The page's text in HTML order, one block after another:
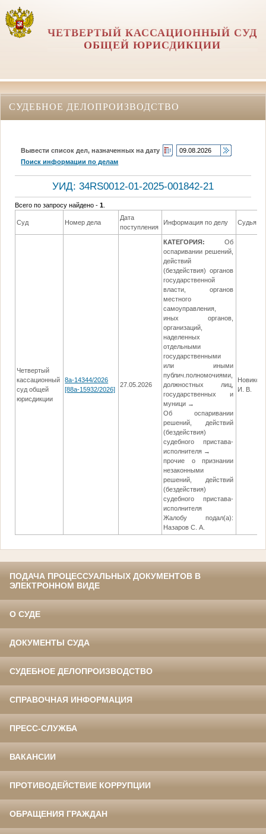
ЧЕТВЕРТЫЙ КАССАЦИОННЫЙ СУД
ОБЩЕЙ ЮРИСДИКЦИИ
СУДЕБНОЕ ДЕЛОПРОИЗВОДСТВО
Вывести список дел, назначенных на дату
Поиск информации по делам
УИД: 34RS0012-01-2025-001842-21
Всего по запросу найдено -1
Суд Номер дела
Дата
поступления
Информация по делу Судья
Четвертый
кассационный
суд общей
юрисдикции
8а-14344/2026
[88а-15932/2026]
27.05.2026
КАТЕГОРИЯ:
Об
оспаривании решений,
действий
(бездействия) органов
государственной
власти, органов
местного
самоуправления,
иных органов,
организаций,
наделенных
отдельными
государственными
или иными
публич.полномочиями,
должностных лиц,
государственных и
муници →
Об оспаривании
решений, действий
(бездействия)
судебного пристава-
исполнителя →
прочие о признании
незаконными
решений, действий
(бездействия)
судебного пристава-
исполнителя
Жалобу подал(а):
Назаров С. А.
И. В.
ПОДАЧА ПРОЦЕССУАЛЬНЫХ ДОКУМЕНТОВ В
ЭЛЕКТРОННОМ ВИДЕ
О СУДЕ
ДОКУМЕНТЫ СУДА
СУДЕБНОЕ ДЕЛОПРОИЗВОДСТВО
СПРАВОЧНАЯ ИНФОРМАЦИЯ
ПРЕСС-СЛУЖБА
ВАКАНСИИ
ПРОТИВОДЕЙСТВИЕ КОРРУПЦИИ
ОБРАЩЕНИЯ ГРАЖДАН